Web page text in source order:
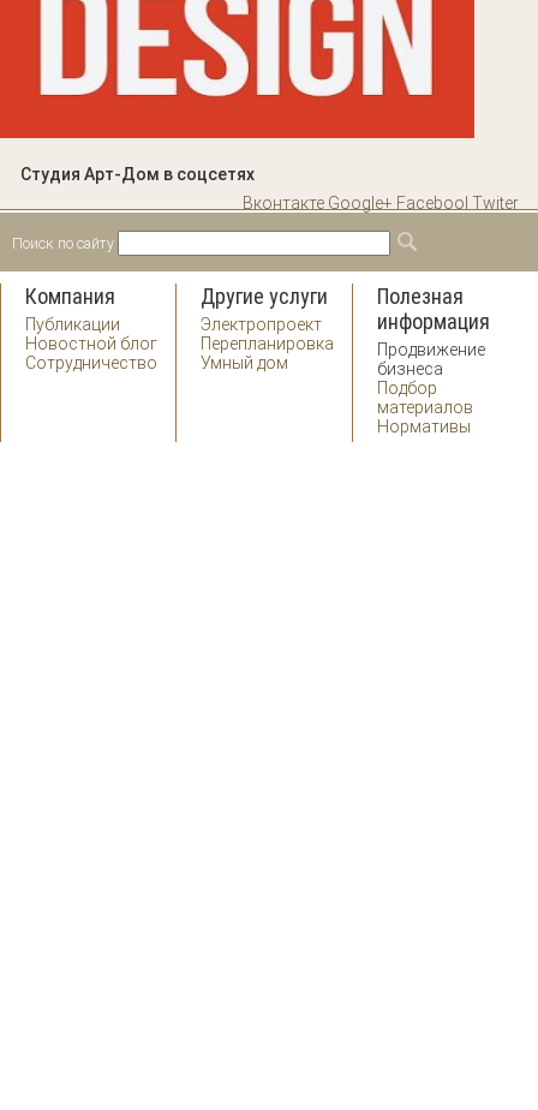
Студия Арт-Дом в соцсетях
Вконтакте Google+ Facebool Twiter
Форма поиска
Поиск по сайту
Компания
Публикации
Новостной блог
Сотрудничество
Другие услуги
Электропроект
Перепланировка
Умный дом
Полезная
информация
Продвижение
бизнеса
Подбор
материалов
Нормативы